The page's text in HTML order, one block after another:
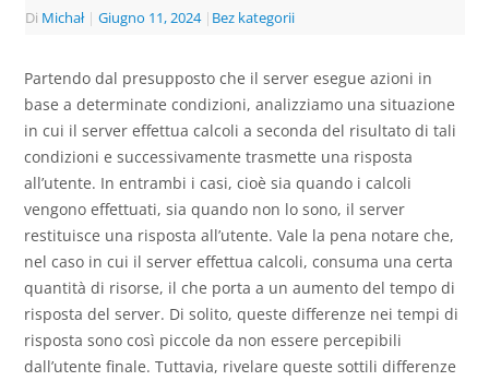
Di Michał | Giugno 11, 2024 | Bez kategorii
Partendo dal presupposto che il server esegue azioni in
base a determinate condizioni, analizziamo una situazione
in cui il server effettua calcoli a seconda del risultato di tali
condizioni e successivamente trasmette una risposta
all’utente. In entrambi i casi, cioè sia quando i calcoli
vengono effettuati, sia quando non lo sono, il server
restituisce una risposta all’utente. Vale la pena notare che,
nel caso in cui il server effettua calcoli, consuma una certa
quantità di risorse, il che porta a un aumento del tempo di
risposta del server. Di solito, queste differenze nei tempi di
risposta sono così piccole da non essere percepibili
dall’utente finale. Tuttavia, rivelare queste sottili differenze